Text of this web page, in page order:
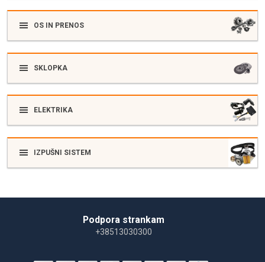
OS IN PRENOS
SKLOPKA
ELEKTRIKA
IZPUŠNI SISTEM
Podpora strankam
+38513030300